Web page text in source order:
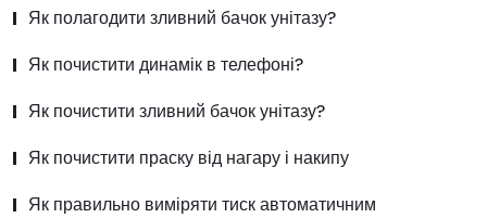
Як полагодити зливний бачок унітазу?
Як почистити динамік в телефоні?
Як почистити зливний бачок унітазу?
Як почистити праску від нагару і накипу
Як правильно виміряти тиск автоматичним